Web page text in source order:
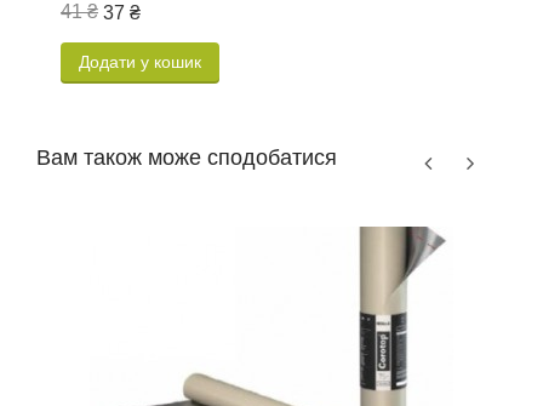
41 ₴ 37 ₴
Додати у кошик
Вам також може сподобатися